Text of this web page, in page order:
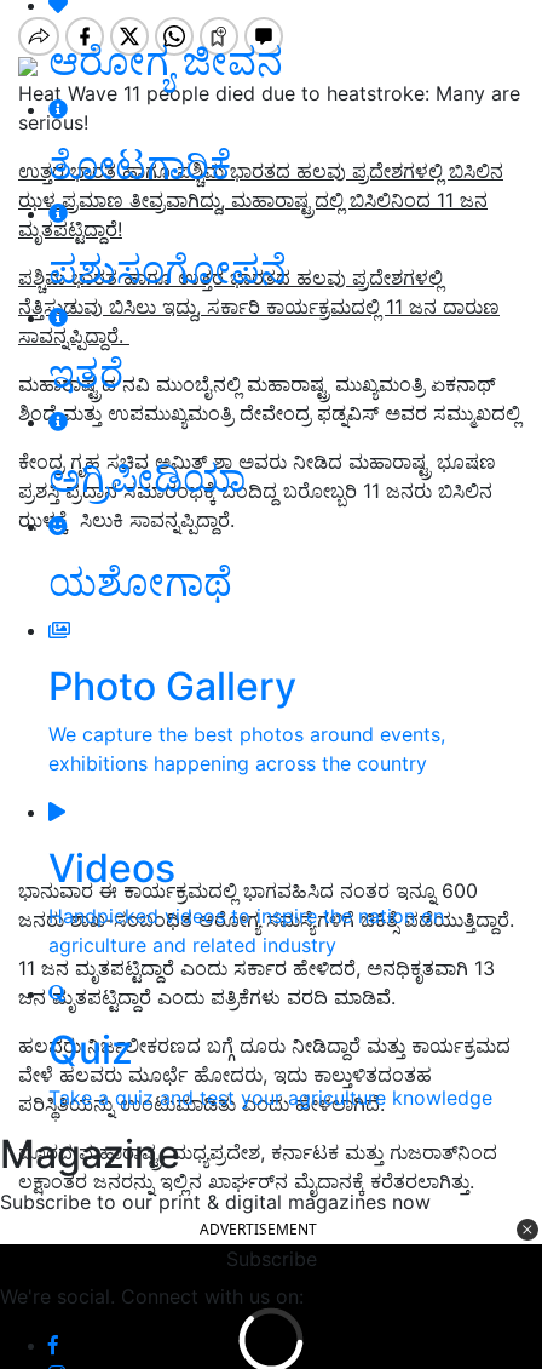
ಆರೋಗ್ಯ ಜೀವನ
ತೋಟಗಾರಿಕೆ
ಪಶುಸಂಗೋಪನೆ
ಇತರೆ
ಅಗ್ರಿಪೀಡಿಯಾ
ಯಶೋಗಾಥೆ
Photo Gallery
We capture the best photos around events,
exhibitions happening across the country
Videos
Handpicked videos to inspire the nation on
agriculture and related industry
Quiz
Take a quiz and test your agriculture knowledge
Magazine
Subscribe to our print & digital magazines now
Subscribe
We're social. Connect with us on:
Heat Wave 11 people died due to heatstroke: Many are
serious!
ಉತ್ತರ ಭಾರತ ಹಾಗೂ ಪಶ್ಚಿಮ ಭಾರತದ ಹಲವು ಪ್ರದೇಶಗಳಲ್ಲಿ ಬಿಸಿಲಿನ
ಝಳ ಪ್ರಮಾಣ ತೀವ್ರವಾಗಿದ್ದು, ಮಹಾರಾಷ್ಟ್ರದಲ್ಲಿ ಬಿಸಿಲಿನಿಂದ 11 ಜನ
ಮೃತಪಟ್ಟಿದ್ದಾರೆ!
ಪಶ್ಚಿಮ ಭಾರತ ಹಾಗೂ ಉತ್ತರ ಭಾರತದ ಹಲವು ಪ್ರದೇಶಗಳಲ್ಲಿ
ನೆತ್ತಿಸುಡುವು ಬಿಸಿಲು ಇದ್ದು, ಸರ್ಕಾರಿ ಕಾರ್ಯಕ್ರಮದಲ್ಲಿ 11 ಜನ ದಾರುಣ
ಸಾವನ್ನಪ್ಪಿದ್ದಾರೆ.
ಮಹಾರಾಷ್ಟ್ರದ ನವಿ ಮುಂಬೈನಲ್ಲಿ ಮಹಾರಾಷ್ಟ್ರ ಮುಖ್ಯಮಂತ್ರಿ ಏಕನಾಥ್
ಶಿಂಧೆ ಮತ್ತು ಉಪಮುಖ್ಯಮಂತ್ರಿ ದೇವೇಂದ್ರ ಫಡ್ನವಿಸ್ ಅವರ ಸಮ್ಮುಖದಲ್ಲಿ
ಕೇಂದ್ರ ಗೃಹ ಸಚಿವ ಅಮಿತ್ ಶಾ ಅವರು ನೀಡಿದ ಮಹಾರಾಷ್ಟ್ರ ಭೂಷಣ
ಪ್ರಶಸ್ತಿ ಪ್ರದಾನ ಸಮಾರಂಭಕ್ಕೆ ಬಂದಿದ್ದ ಬರೋಬ್ಬರಿ 11 ಜನರು ಬಿಸಿಲಿನ
ಝಳಕ್ಕೆ ಸಿಲುಕಿ ಸಾವನ್ನಪ್ಪಿದ್ದಾರೆ.
ಭಾನುವಾರ ಈ ಕಾರ್ಯಕ್ರಮದಲ್ಲಿ ಭಾಗವಹಿಸಿದ ನಂತರ ಇನ್ನೂ 600
ಜನರು ಶಾಖ-ಸಂಬಂಧಿತ ಆರೋಗ್ಯ ಸಮಸ್ಯೆಗಳಿಗೆ ಚಿಕಿತ್ಸೆ ಪಡೆಯುತ್ತಿದ್ದಾರೆ.
11 ಜನ ಮೃತಪಟ್ಟಿದ್ದಾರೆ ಎಂದು ಸರ್ಕಾರ ಹೇಳಿದರೆ, ಅನಧಿಕೃತವಾಗಿ 13
ಜನ ಮೃತಪಟ್ಟಿದ್ದಾರೆ ಎಂದು ಪತ್ರಿಕೆಗಳು ವರದಿ ಮಾಡಿವೆ.
ಹಲವರು ನಿರ್ಜಲೀಕರಣದ ಬಗ್ಗೆ ದೂರು ನೀಡಿದ್ದಾರೆ ಮತ್ತು ಕಾರ್ಯಕ್ರಮದ
ವೇಳೆ ಹಲವರು ಮೂರ್ಛೆ ಹೋದರು, ಇದು ಕಾಲ್ತುಳಿತದಂತಹ
ಪರಿಸ್ಥಿತಿಯನ್ನು ಉಂಟುಮಾಡಿತು ಎಂದು ಹೇಳಲಾಗಿದೆ.
ದೂರದ ಮಹಾರಾಷ್ಟ್ರ, ಮಧ್ಯಪ್ರದೇಶ, ಕರ್ನಾಟಕ ಮತ್ತು ಗುಜರಾತ್‌ನಿಂದ
ಲಕ್ಷಾಂತರ ಜನರನ್ನು ಇಲ್ಲಿನ ಖಾರ್ಘರ್‌ನ ಮೈದಾನಕ್ಕೆ ಕರೆತರಲಾಗಿತ್ತು.
ADVERTISEMENT